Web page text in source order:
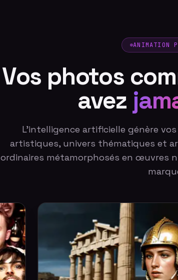
ANIMATION
Vos photos
avez
L'intelligence artificielle génère
artistiques, univers thématiques et
ordinaires métamorphosés en œuvres